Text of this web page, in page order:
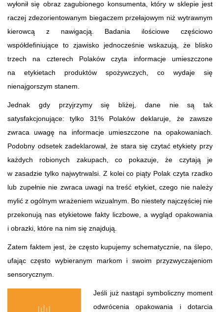
wyłonił się obraz zagubionego konsumenta, który w sklepie jest
raczej zdezorientowanym biegaczem przełajowym niż wytrawnym
kierowcą z nawigacją. Badania ilościowe częściowo
współdefiniujące to zjawisko jednocześnie wskazują, że blisko
trzech na czterech Polaków czyta informacje umieszczone
na etykietach produktów spożywczych, co wydaje się
nienajgorszym stanem.
Jednak gdy przyjrzymy się bliżej, dane nie są tak
satysfakcjonujące: tylko 31% Polaków deklaruje, że zawsze
zwraca uwagę na informacje umieszczone na opakowaniach.
Podobny odsetek zadeklarował, że stara się czytać etykiety przy
każdych robionych zakupach, co pokazuje, że czytają je
w zasadzie tylko najwytrwalsi. Z kolei co piąty Polak czyta rzadko
lub zupełnie nie zwraca uwagi na treść etykiet, czego nie należy
mylić z ogólnym wrażeniem wizualnym. Bo niestety najczęściej nie
przekonują nas etykietowe fakty liczbowe, a wygląd opakowania
i obrazki, które na nim się znajdują.
Zatem faktem jest, że często kupujemy schematycznie, na ślepo,
ufając często wybieranym markom i swoim przyzwyczajeniom
sensorycznym.
Jeśli już nastąpi symboliczny moment
odwrócenia opakowania i dotarcia